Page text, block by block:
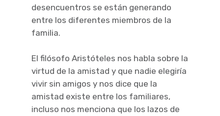
desencuentros se están generando
entre los diferentes miembros de la
familia.
El filósofo Aristóteles nos habla sobre la
virtud de la amistad y que nadie elegiría
vivir sin amigos y nos dice que la
amistad existe entre los familiares,
incluso nos menciona que los lazos de